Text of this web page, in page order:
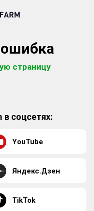
страницу
в соцсетях:
YouTube
Яндекс.Дзен
TikTok